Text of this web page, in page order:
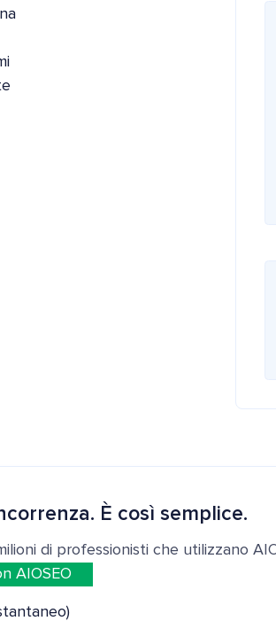
È così semplice.
di professionisti che utilizzano
AIOSEO